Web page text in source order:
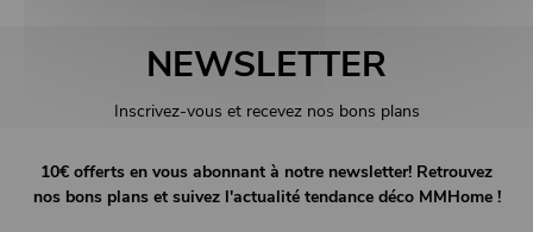
NEWSLETTER
Inscrivez-vous et recevez nos bons plans
10€ offerts en vous abonnant à notre newsletter! Retrouvez
nos bons plans et suivez l'actualité tendance déco MMHome !